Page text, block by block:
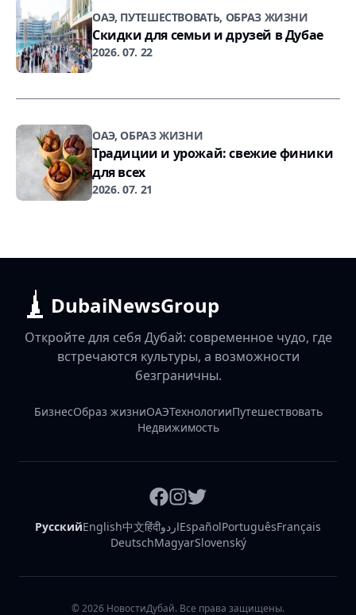
ОАЭ, ПУТЕШЕСТВОВАТЬ, ОБРАЗ ЖИЗНИ
Скидки для семьи и друзей в Дубае
2026. 07. 22
ОАЭ, ОБРАЗ ЖИЗНИ
Традиции и урожай: свежие финики
для всех
2026. 07. 21
DubaiNewsGroup
Откройте для себя Дубай: современное чудо, где
встречаются культуры, а возможности
безграничны.
БизнесОбраз жизниОАЭТехнологииПутешествовать
Недвижимость
РусскийEnglish中文हिंदीاردوEspañolPortuguêsFrançais
DeutschMagyarSlovenský
©2026 НовостиДубай. Все права защищены.